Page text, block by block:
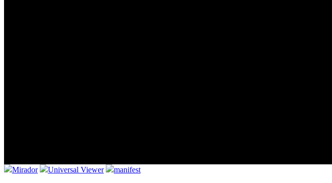
Mirador Universal Viewer manifest